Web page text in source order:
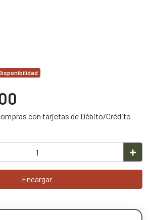
con tarjetas de Débito/Crédito
Encargar